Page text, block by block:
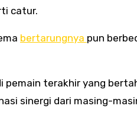
catur.
bertarungnya pun
pemain terakhir yang
sinergi dari masing-